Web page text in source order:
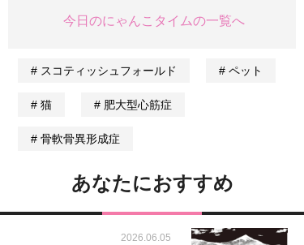
今日のにゃんこタイムの一覧へ
スコティッシュフォールド ペット
猫 肥大型心筋症
骨軟骨異形成症
あなたにおすすめ
2026.06.05